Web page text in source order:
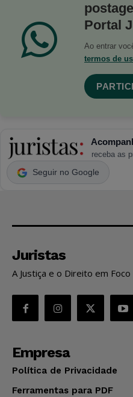
Portal
Ao entrar
termos de
receba as
Seguir no Google
Juristas
A Justiça e o Direito em Foco
Empresa
Política de Privacidade
Ferramentas para PDF